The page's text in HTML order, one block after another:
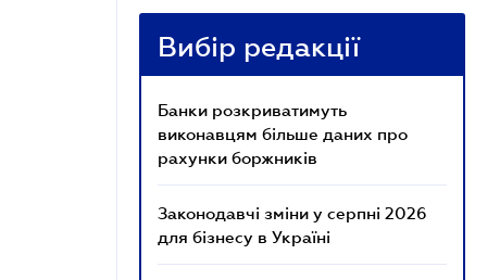
Вибір редакції
Банки розкриватимуть
виконавцям більше даних про
рахунки боржників
Законодавчі зміни у серпні 2026
для бізнесу в Україні